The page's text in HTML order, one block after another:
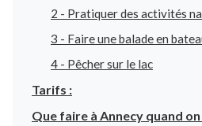
2 - Pratiquer des activités
3 - Faire une balade en
4 - Pêcher sur le lac
Tarifs :
Que faire à Annecy quand